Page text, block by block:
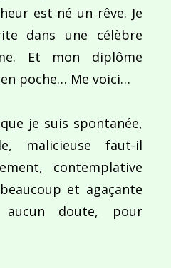
est né un rêve. Je
dans une célèbre
Et mon diplôme
poche… Me voici…
je suis spontanée,
malicieuse faut-il
contemplative
et agaçante
aucun doute, pour